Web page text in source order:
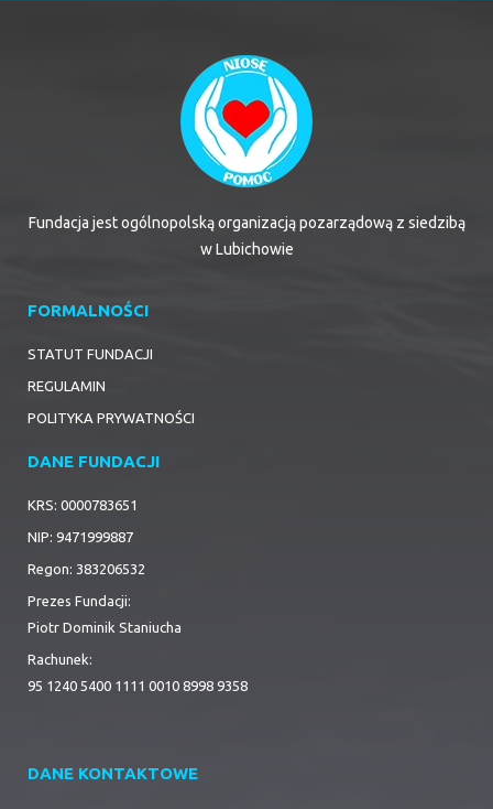
Fundacja jest ogólnopolską organizacją pozarządową z siedzibą
w Lubichowie
FORMALNOŚCI
STATUT FUNDACJI
REGULAMIN
POLITYKA PRYWATNOŚCI
DANE FUNDACJI
KRS: 0000783651
NIP: 9471999887
Regon: 383206532
Prezes Fundacji:
Piotr Dominik Staniucha
Rachunek:
95 1240 5400 1111 0010 8998 9358
DANE KONTAKTOWE